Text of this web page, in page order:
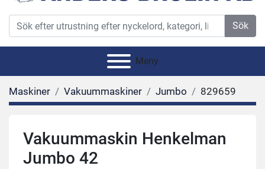
Sök
Meny
Maskiner Vakuummaskiner Jumbo 829659
Vakuummaskin Henkelman
Jumbo 42